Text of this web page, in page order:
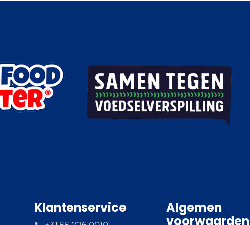
Klantenservice
Algemen
voorwaarden